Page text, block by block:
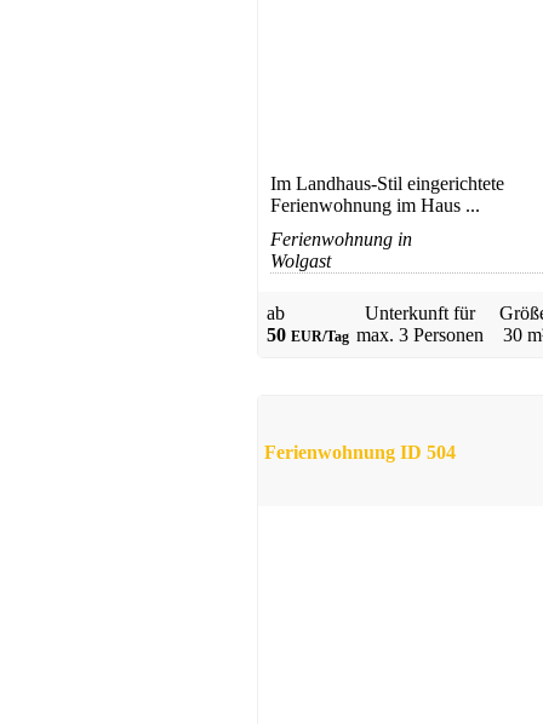
Im Landhaus-Stil eingerichtete
Ferienwohnung im Haus ...
Ferienwohnung in
Wolgast
ab
50 EUR/Tag
Unterkunft für
max. 3 Personen
30
Ferienwohnung ID 504